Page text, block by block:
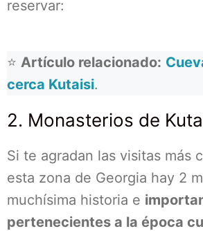
reservar:
⭐ Artículo relacionado:
cerca Kutaisi.
2. Monasterios de
Si te agradan las visitas más
esta zona de Georgia hay 2
muchísima historia e
pertenecientes a la época